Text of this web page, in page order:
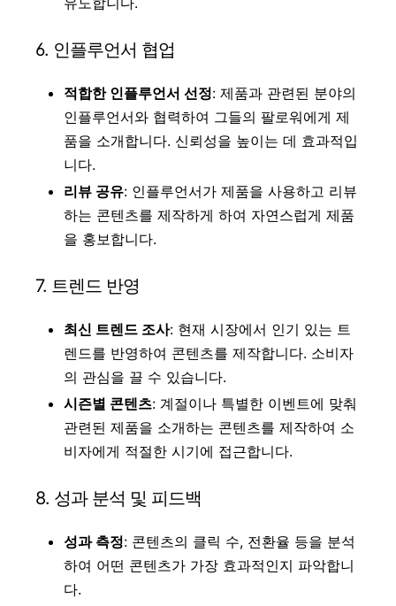
6. 인플루언서 협업
적합한 인플루언서 선정: 제품과 관련된 분야의
인플루언서와 협력하여 그들의 팔로워에게 제
품을 소개합니다. 신뢰성을 높이는 데 효과적입
니다.
리뷰 공유: 인플루언서가 제품을 사용하고 리뷰
하는 콘텐츠를 제작하게 하여 자연스럽게 제품
을 홍보합니다.
7. 트렌드 반영
최신 트렌드 조사: 현재 시장에서 인기 있는 트
렌드를 반영하여 콘텐츠를 제작합니다. 소비자
의 관심을 끌 수 있습니다.
시즌별 콘텐츠: 계절이나 특별한 이벤트에 맞춰
관련된 제품을 소개하는 콘텐츠를 제작하여 소
비자에게 적절한 시기에 접근합니다.
8. 성과 분석 및 피드백
성과 측정: 콘텐츠의 클릭 수, 전환율 등을 분석
하여 어떤 콘텐츠가 가장 효과적인지 파악합니
다.